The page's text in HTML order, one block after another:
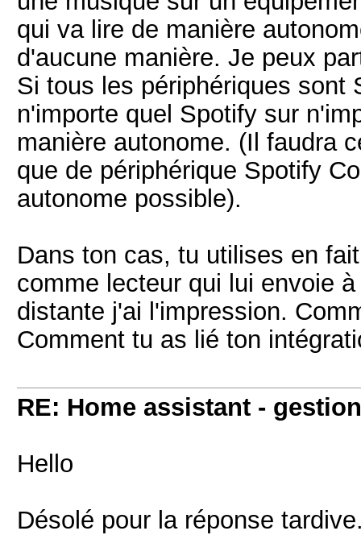
qui va lire de manière
d'aucune manière. Je peux
Si tous les périphériques sont
n'importe quel Spotify sur
manière autonome. (Il faudra
que de périphérique Spotify
autonome possible).
Dans ton cas, tu utilises en
comme lecteur qui lui envoie
distante j'ai l'impression.
Comment tu as lié ton
RE: Home assistant -
Hello
Désolé pour la réponse